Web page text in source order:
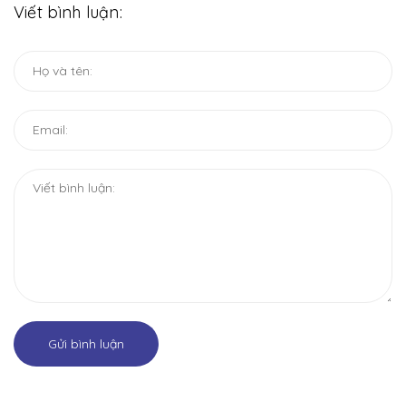
Viết bình luận:
Gửi bình luận